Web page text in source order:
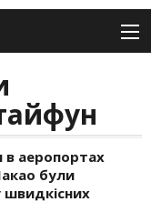
в аеропортах
були
швидкісних